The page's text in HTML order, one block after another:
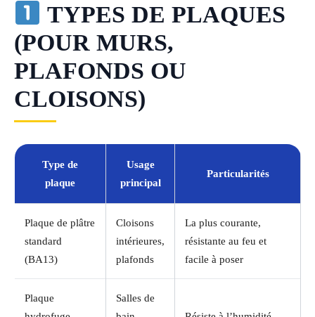
TYPES DE PLAQUES
(POUR MURS,
PLAFONDS OU
CLOISONS)
Type de
plaque
Usage
principal
Particularités
Plaque de plâtre
standard
(BA13)
Cloisons
intérieures,
plafonds
La plus courante,
résistante au feu et
facile à poser
Plaque
Salles de